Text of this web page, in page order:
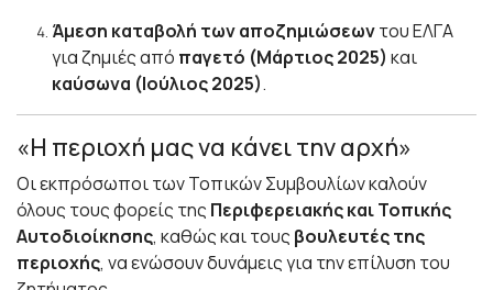
Άμεση καταβολή των αποζημιώσεωντου ΕΛΓΑ
για ζημιές από παγετό (Μάρτιος 2025) και
καύσωνα (Ιούλιος 2025).
«Η περιοχή μας να κάνει την αρχή»
Οι εκπρόσωποι των Τοπικών Συμβουλίων καλούν
όλους τους φορείς της Περιφερειακής και Τοπικής
Αυτοδιοίκησης, καθώς και τους βουλευτές της
περιοχής, να ενώσουν δυνάμεις για την επίλυση του